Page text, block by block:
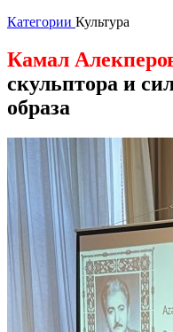
Категории Культура
Камал
скульптора и
образа